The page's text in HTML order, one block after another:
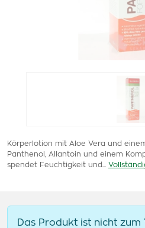
Körperlotion mit Aloe Vera und
Panthenol, Allantoin und einem
spendet Feuchtigkeit und...
Das Produkt ist nicht